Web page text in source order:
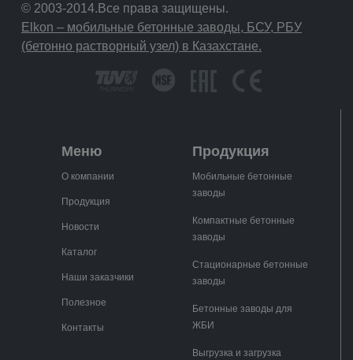
© 2003-2014.Все права защищены.
Elkon – мобильные бетонные заводы, БСУ, РБУ
(бетонно растворный узел) в Казахстане.
Меню
О компании
Продукция
Новости
Каталог
Наши заказчики
Полезное
Контакты
Продукция
Мобильные бетонные
заводы
Компактные бетонные
заводы
Стационарные бетонные
заводы
Бетонные заводы для
ЖБИ
Выгрузка и загрузка